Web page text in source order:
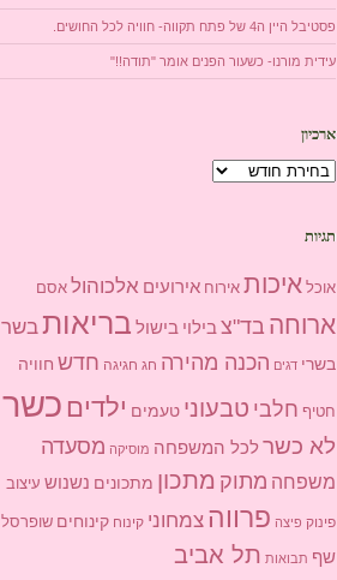
פסטיבל היין ה4 של פתח תקווה- חוויה לכל החושים.
עידית מורנו- כשעור הפנים אומר "תודה!!"
ארכיון
ארכיון
תגיות
אוכל איכות אירוח אירועים אלכוהול אסם
ארוחה בד"צ בילוי בישול בריאותבשר
בשרי דגים הכנה מהירה חג חגיגה חדש חוויה
חטיף חלבי טבעוני טעמים ילדים כשר
לא כשר לכל המשפחה מוסיקה מסעדה
משפחה מתוק מתכון מתכונים נשנוש עיצוב
פינוק פיצה פרווה צמחוני קינוח קינוחים שופרסל
שף תבואות תל אביב